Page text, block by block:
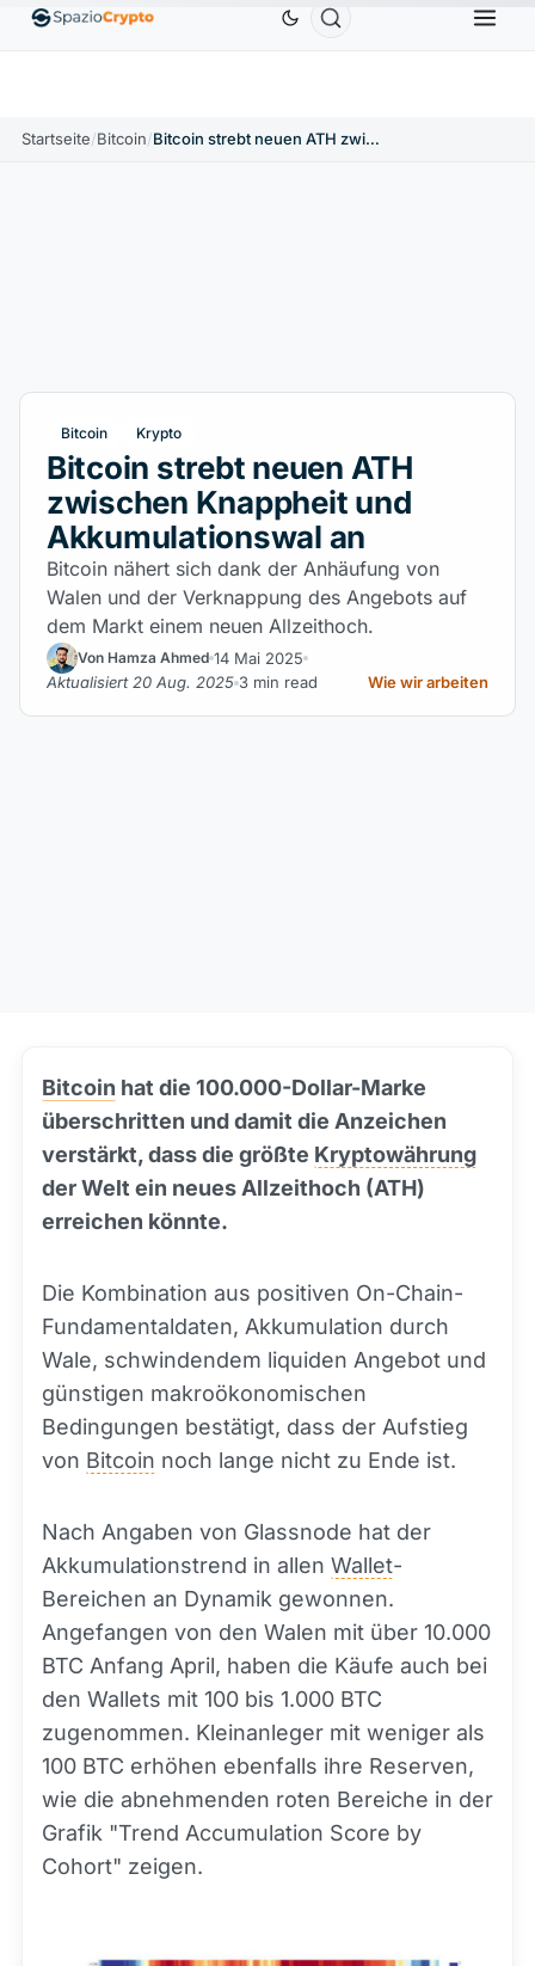
EthereumETH1.880,58 $ TetherUSDT0,9991 $ BNBBNB
Startseite/Bitcoin/ Bitcoin strebt neuen ATH zwischen Knappheit und Akkumulationswal an
Bitcoin Krypto
Bitcoin strebt neuen ATH
zwischen Knappheit und
Akkumulationswal an
Bitcoin nähert sich dank der Anhäufung von
Walen und der Verknappung des Angebots auf
dem Markt einem neuen Allzeithoch.
Von Hamza Ahmed 14 Mai 2025
Aktualisiert 20 Aug. 2025 3 min read Wie wir arbeiten
Bitcoin hat die 100.000-Dollar-Marke
überschritten und damit die Anzeichen
verstärkt, dass die größte Kryptowährung
der Welt ein neues Allzeithoch (ATH)
erreichen könnte.
Die Kombination aus positiven On-Chain-
Fundamentaldaten, Akkumulation durch
Wale, schwindendem liquiden Angebot und
günstigen makroökonomischen
Bedingungen bestätigt, dass der Aufstieg
von Bitcoin noch lange nicht zu Ende ist.
Nach Angaben von Glassnode hat der
Akkumulationstrend in allen Wallet-
Bereichen an Dynamik gewonnen.
Angefangen von den Walen mit über 10.000
BTC Anfang April, haben die Käufe auch bei
den Wallets mit 100 bis 1.000 BTC
zugenommen. Kleinanleger mit weniger als
100 BTC erhöhen ebenfalls ihre Reserven,
wie die abnehmenden roten Bereiche in der
Grafik "Trend Accumulation Score by
Cohort" zeigen.